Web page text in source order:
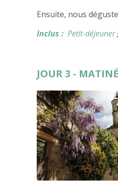
Ensuite, nous
Inclus : Petit-déjeuner
JOUR 3 -